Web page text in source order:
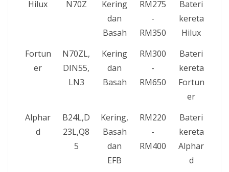
Hilux N70Z
Kering
dan
Basah
RM275
-
RM350
Bateri
kereta
Hilux
Fortun
er
N70ZL,
DIN55,
LN3
Kering
dan
Basah
RM300
-
RM650
Bateri
kereta
Fortun
er
Alphar
d
B24L,D
23L,Q8
5
Kering,
Basah
dan
EFB
RM220
-
RM400
Bateri
kereta
Alphar
d